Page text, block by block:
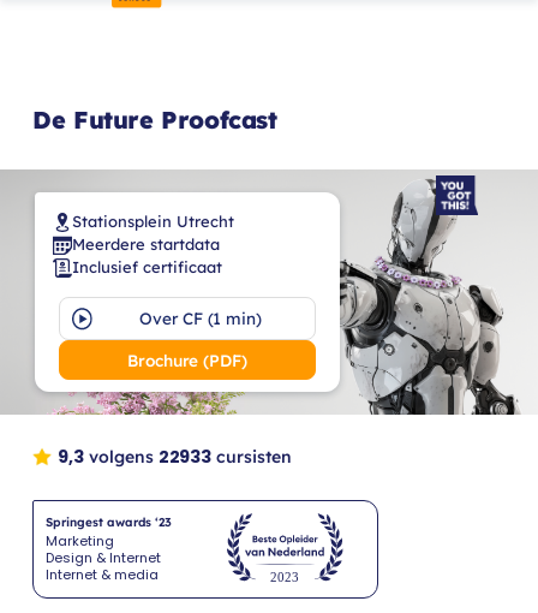
De Future Proofcast
Stationsplein Utrecht
Meerdere startdata
Inclusief certificaat
Over CF (1 min)
Brochure (PDF)
9,3volgens 22933 cursisten
Springest awards ‘23
Marketing
Design & Internet
Internet & media